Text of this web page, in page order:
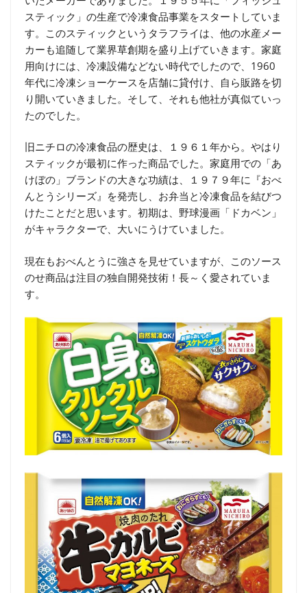
スティック」の生産で冷凍食品事業をスタートしていま
す。このスティックというタラフライは、他の水産メー
カーも追随して業界草創期を盛り上げていきます。家庭
用向けには、冷凍設備などない時代でしたので、1960
年代に冷凍ショーケースを店舗に貸付け、自ら販路を切
り開いていきました。そして、それも他社が真似ていっ
たのでした。
旧ニチロの冷凍食品の歴史は、１９６１年から。やはり
スティックが最初に作った商品でした。家庭用での「あ
けぼの」ブランドの大きな功績は、１９７９年に『おべ
んとうシリーズ』を発売し、お弁当と冷凍食品を結びつ
けたことだと思います。初期は、野球漫画「ドカベン」
がキャラクターで、大いにうけていました。
現在もおべんとうに強さを見せていますが、このソース
のせ商品は注目の独自開発技術！長～く愛されていま
す。